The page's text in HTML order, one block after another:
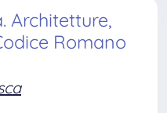
Architetture,
Romano